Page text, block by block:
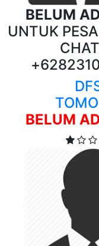
BELUM
UNTUK
BELUM